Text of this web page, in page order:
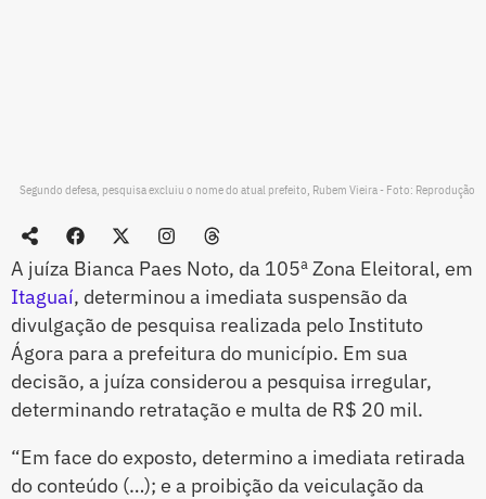
Segundo defesa, pesquisa excluiu o nome do atual prefeito, Rubem Vieira - Foto: Reprodução
A juíza Bianca Paes Noto, da 105ª Zona Eleitoral, em
Itaguaí, determinou a imediata suspensão da
divulgação de pesquisa realizada pelo Instituto
Ágora para a prefeitura do município. Em sua
decisão, a juíza considerou a pesquisa irregular,
determinando retratação e multa de R$ 20 mil.
“Em face do exposto, determino a imediata retirada
do conteúdo (…); e a proibição da veiculação da